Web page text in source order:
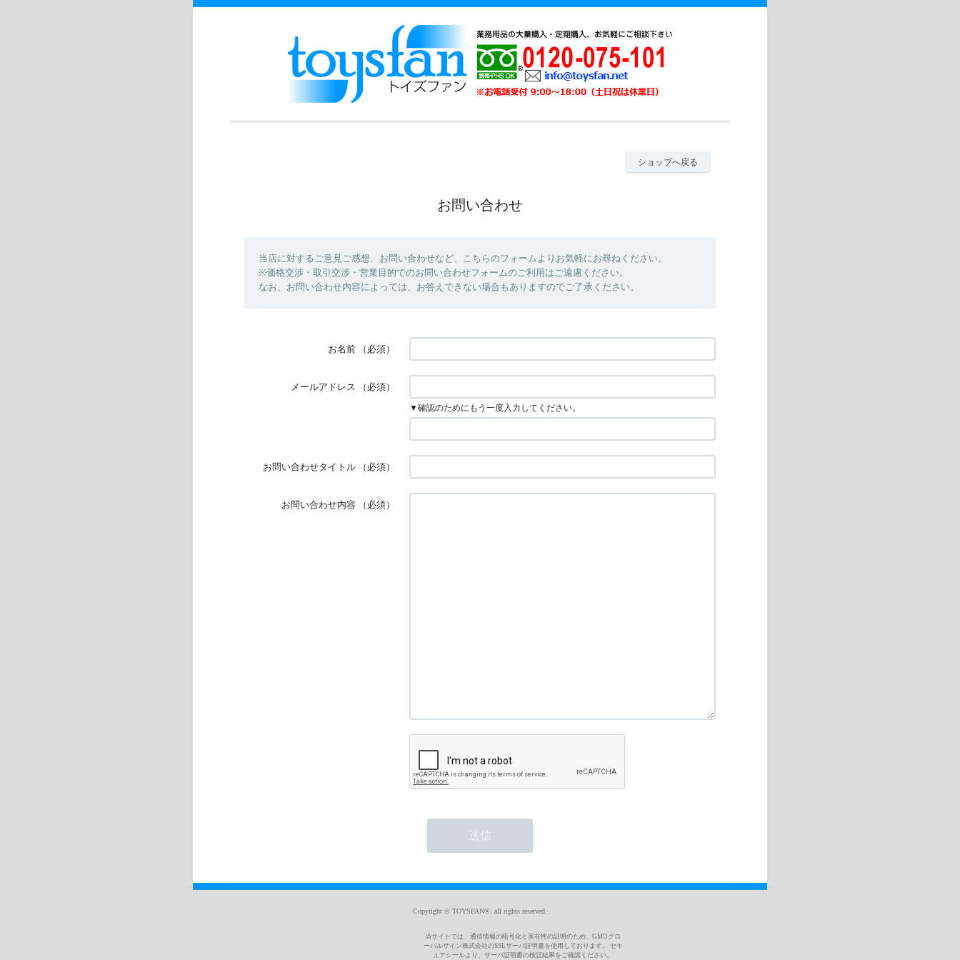
ショップへ戻る
お問い合わせ
当店に対するご意見ご感想、お問い合わせなど、こちらのフォームよりお気軽にお尋ねください。
※価格交渉・取引交渉・営業目的でのお問い合わせフォームのご利用はご遠慮ください。
なお、お問い合わせ内容によっては、お答えできない場合もありますのでご了承ください。
お名前 （必須）
メールアドレス （必須）
▼確認のためにもう一度入力してください。
お問い合わせタイトル （必須）
お問い合わせ内容 （必須）
Copyright © TOYSFAN®. all rights reserved.
当サイトでは、通信情報の暗号化と実在性の証明のため、GMOグロ
ーバルサイン株式会社のSSLサーバ証明書を使用しております。 セキ
ュアシールより、サーバ証明書の検証結果をご確認ください。